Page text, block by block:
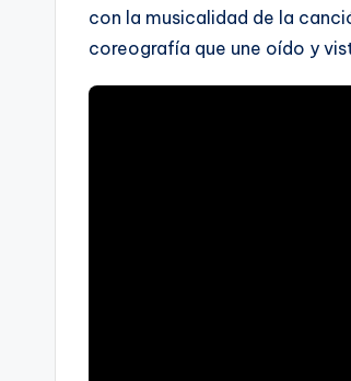
con la musicalidad de la
coreografía que une oído y